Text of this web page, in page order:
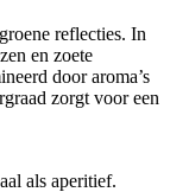
reflecties. In
en zoete
door aroma’s
zorgt voor een
als aperitief.